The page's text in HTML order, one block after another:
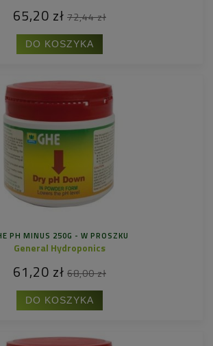
65,20 zł 72,44 zł
DO KOSZYKA
PH MINUS 250G - W PROSZKU
General Hydroponics
61,20 zł 68,00 zł
DO KOSZYKA